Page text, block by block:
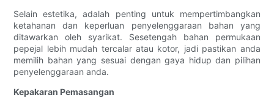
Selain estetika, adalah penting untuk mempertimbangkan
ketahanan dan keperluan penyelenggaraan bahan yang
ditawarkan oleh syarikat. Sesetengah bahan permukaan
pepejal lebih mudah tercalar atau kotor, jadi pastikan anda
memilih bahan yang sesuai dengan gaya hidup dan pilihan
penyelenggaraan anda.
Kepakaran Pemasangan